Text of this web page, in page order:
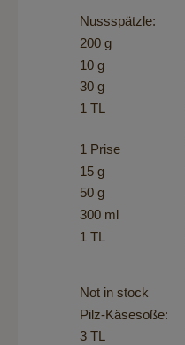
Nussspätzle:
200 g
10 g
30 g
1 TL
1 Prise
15 g
50 g
300 ml
1 TL
Not in stock
Pilz-Käsesoße:
3 TL